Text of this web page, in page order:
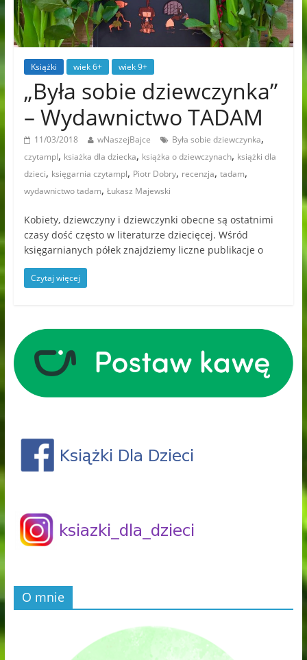
Książki wiek 6+ wiek 9+
„Była sobie dziewczynka”
– Wydawnictwo TADAM
11/03/2018 wNaszejBajce Była sobie dziewczynka,
czytampl, ksiażka dla dziecka, książka o dziewczynach, książki dla
dzieci, księgarnia czytampl, Piotr Dobry, recenzja, tadam,
wydawnictwo tadam, Łukasz Majewski
Kobiety, dziewczyny i dziewczynki obecne są ostatnimi
czasy dość często w literaturze dziecięcej. Wśród
księgarnianych półek znajdziemy liczne publikacje o
Czytaj więcej
O mnie